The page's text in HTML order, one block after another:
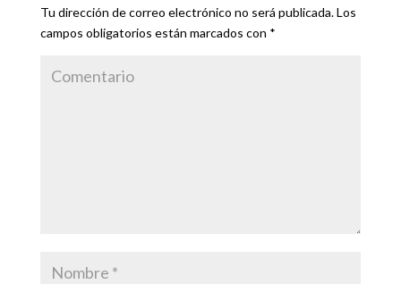
Tu dirección de correo electrónico no será publicada.Los
campos obligatorios están marcados con *